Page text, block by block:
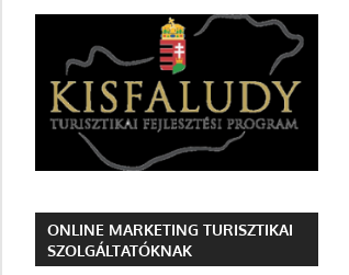
ONLINE MARKETING TURISZTIKAI
SZOLGÁLTATÓKNAK